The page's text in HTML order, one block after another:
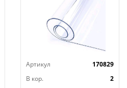
Артикул
170829
В кор.
2